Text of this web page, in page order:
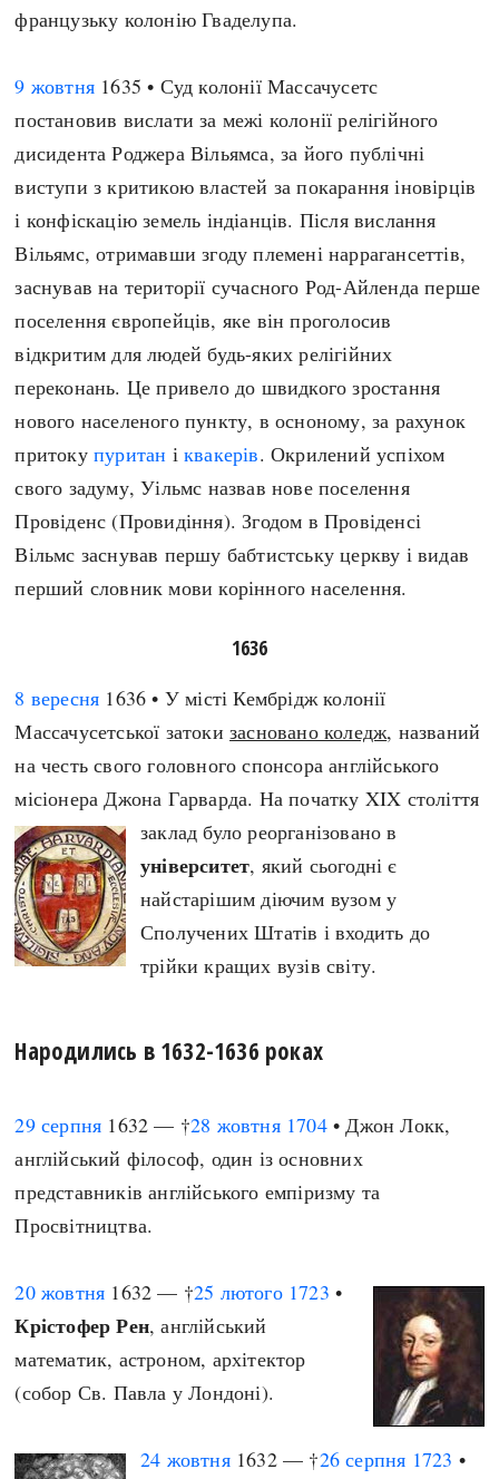
французьку колонію Гваделупа.
9 жовтня 1635 • Суд колонії Массачусетс
постановив вислати за межі колонії релігійного
дисидента Роджера Вільямса, за його публічні
виступи з критикою властей за покарання іновірців
і конфіскацію земель індіанців. Після вислання
Вільямс, отримавши згоду племені наррагансеттів,
заснував на території сучасного Род-Айленда перше
поселення європейців, яке він проголосив
відкритим для людей будь-яких релігійних
переконань. Це привело до швидкого зростання
нового населеного пункту, в осноному, за рахунок
притокупуритан іквакерів. Окрилений успіхом
свого задуму, Уільмс назвав нове поселення
Провіденс (Провидіння). Згодом в Провіденсі
Вільмс заснував першу бабтистську церкву і видав
перший словник мови корінного населення.
1636
8 вересня 1636 • У місті Кембрідж колонії
Массачусетської затокизасновано коледж, названий
на честь свого головного спонсора англійського
місіонера Джона Гарварда. На початку XIX століття
заклад було реорганізовано в
університет, який сьогодні є
найстарішим діючим вузом у
Сполучених Штатів і входить до
трійки кращих вузів світу.
Народились в 1632-1636 роках
29 серпня 1632 — †28 жовтня 1704• Джон Локк,
англійський філософ, один із основних
представників англійського емпіризму та
Просвітництва.
20 жовтня 1632 — †25 лютого 1723 •
Крістофер Рен, англійський
математик, астроном, архітектор
(собор Св. Павла у Лондоні).
24 жовтня1632 — †26 серпня 1723 •